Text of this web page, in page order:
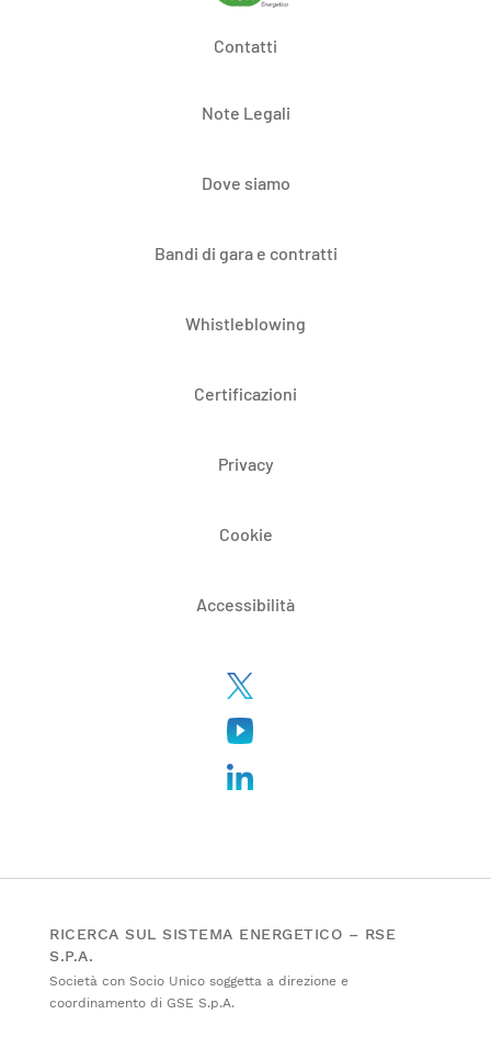
Contatti
Note Legali
Dove siamo
Bandi di gara e contratti
Whistleblowing
Certificazioni
Privacy
Cookie
Accessibilità
RICERCA SUL SISTEMA ENERGETICO – RSE
S.P.A.
Società con Socio Unico soggetta a direzione e
coordinamento di GSE S.p.A.